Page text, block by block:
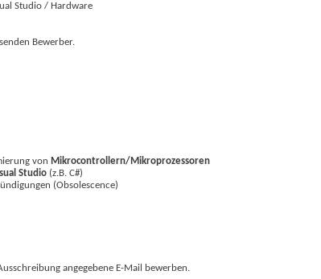
Studio / Hardware
Bewerber.
von Mikrocontrollern/Mikroprozessoren
Studio (z.B. C#)
(Obsolescence)
angegebene E-Mail bewerben.